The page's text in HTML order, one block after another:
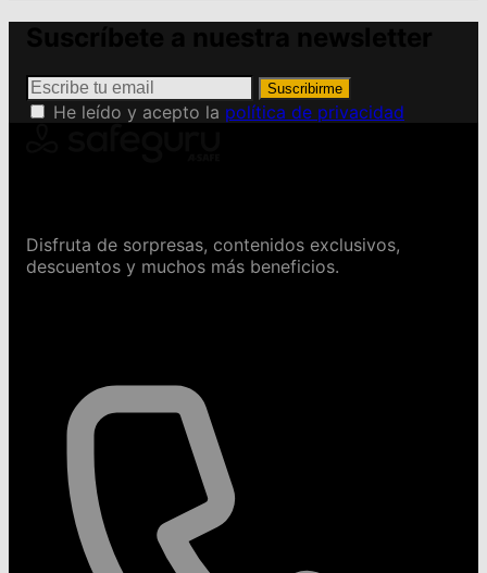
Suscribirme
He leído y acepto la política de privacidad
Disfruta de sorpresas, contenidos exclusivos,
descuentos y muchos más beneficios.